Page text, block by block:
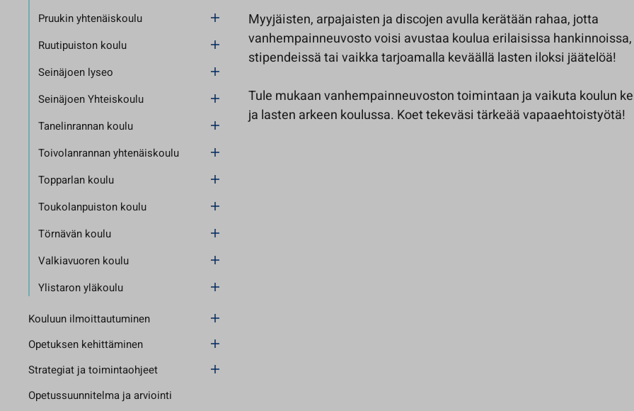
Pruukin yhtenäiskoulu
Ruutipuiston koulu
Seinäjoen lyseo
Seinäjoen Yhteiskoulu
Tanelinrannan koulu
Toivolanrannan yhtenäiskoulu
Topparlan koulu
Toukolanpuiston koulu
Törnävän koulu
Valkiavuoren koulu
Ylistaron yläkoulu
Kouluun ilmoittautuminen
Opetuksen kehittäminen
Strategiat ja toimintaohjeet
Opetussuunnitelma ja arviointi
Myyjäisten, arpajaisten ja discojen avulla kerätään rahaa, jotta
vanhempainneuvosto voisi avustaa koulua erilaisissa
stipendeissä tai vaikka tarjoamalla keväällä lasten iloksi jäätelöä!
Tule mukaan vanhempainneuvoston toimintaan ja vaikuta koulun
ja lasten arkeen koulussa. Koet tekeväsi tärkeää vapaaehtoistyötä!